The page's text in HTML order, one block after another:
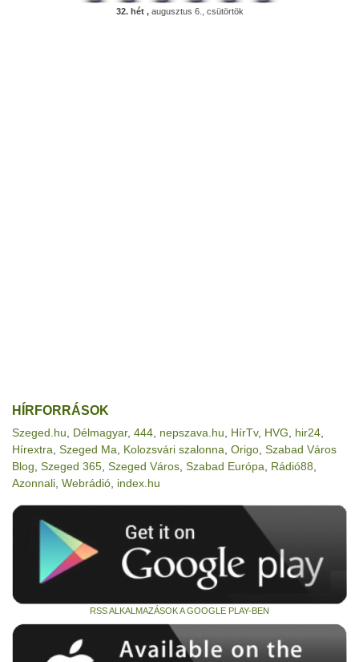
32. hét ,augusztus 6., csütörtök
HÍRFORRÁSOK
Szeged.hu Délmagyar, 444 nepszava.hu HírTv, HVG hir24
Hírextra Szeged Ma Kolozsvári szalonna Origo Szabad Város
Blog Szeged 365 Szeged Város Szabad Európa Rádió88
Azonnali Webrádió index.hu
RSS ALKALMAZÁSOK A GOOGLE PLAY-BEN